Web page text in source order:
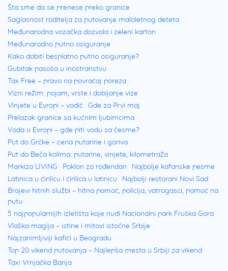
Šta sme da se prenese preko granice
Saglasnost roditelja za putovanje maloletnog deteta
Međunarodna vozačka dozvola i zeleni karton
Međunarodno putno osiguranje
Kako dobiti besplatno putno osiguranje?
Gubitak pasoša u inostranstvu
Tax Free – pravo na povraćaj poreza
Vizni režim: pojam, vrste i dobijanje vize
Vinjete u Evropi – vodič Gde za Prvi maj
Prelazak granice sa kućnim ljubimcima
Voda u Evropi – gde piti vodu sa česme?
Put do Grčke – cena putarine i goriva
Put do Beča kolima: putarine, vinjete, kilometraža
Markiza LIVING
Poklon za rođendan
Najbolje kafanske pesme
Latinica u ćirilicu i ćirilica u latinicu
Najbolji restorani Novi Sad
Brojevi hitnih službi – hitna pomoć, policija, vatrogasci, pomoć na
putu
5 najpopularnijih izletišta koje nudi Nacionalni park Fruška Gora
Vlaška magija – istine i mitovi istočne Srbije
Najzanimljiviji kafići u Beogradu
Top 20 vikend putovanja – Najlepša mesta u Srbiji za vikend
Taxi Vrnjačka Banja